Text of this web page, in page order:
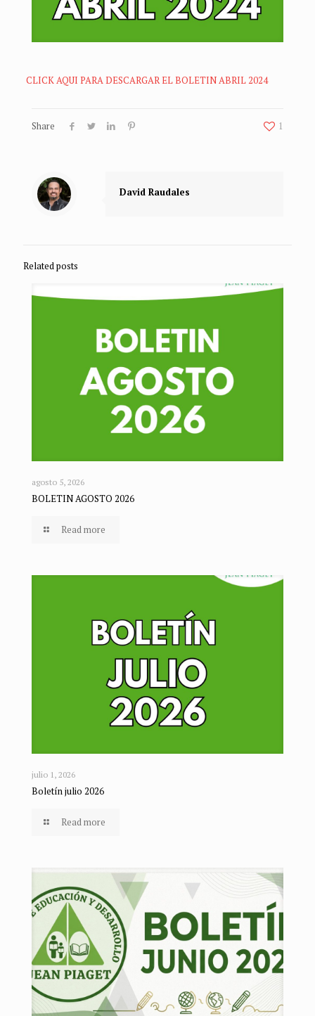
CLICK AQUI PARA DESCARGAR EL BOLETIN ABRIL 2024
Share 1
David Raudales
Related posts
agosto 5, 2026
BOLETIN AGOSTO 2026
Read more
julio 1, 2026
Boletín julio 2026
Read more